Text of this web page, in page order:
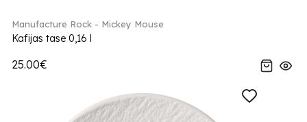
Manufacture Rock - Mickey Mouse
Kafijas tase 0,16 l
25.00€